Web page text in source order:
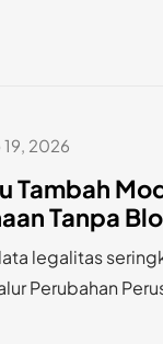
19, 2026
Tambah
Tanpa
legalitas
Perubahan